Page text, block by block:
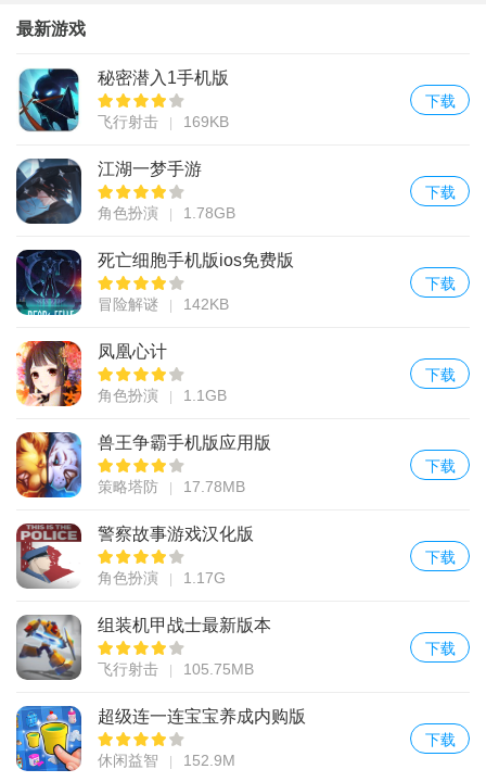
最新游戏
秘密潜入1手机版
飞行射击 169KB
下载
江湖一梦手游
角色扮演 1.78GB
下载
死亡细胞手机版ios免费版
冒险解谜 142KB
下载
凤凰心计
角色扮演 1.1GB
下载
兽王争霸手机版应用版
策略塔防 17.78MB
下载
警察故事游戏汉化版
角色扮演 1.17G
下载
组装机甲战士最新版本
飞行射击 105.75MB
下载
超级连一连宝宝养成内购版
休闲益智 152.9M
下载